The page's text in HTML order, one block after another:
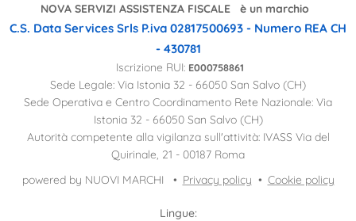
NOVA SERVIZI ASSISTENZA FISCALE è un marchio
C.S. Data Services Srls P.iva 02817500693 - Numero REA CH
- 430781
Iscrizione RUI: E000758861
Sede Legale: Via Istonia 32 - 66050 San Salvo (CH)
Sede Operativa e Centro Coordinamento Rete Nazionale: Via
Istonia 32 - 66050 San Salvo (CH)
Autorità competente alla vigilanza sull'attività: IVASS Via del
Quirinale, 21 - 00187 Roma
powered by NUOVI MARCHI
Privacy policy Cookie policy
Lingue